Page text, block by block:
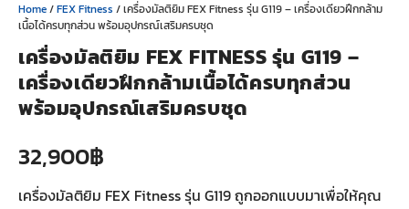
Home/FEX Fitness / เครื่องมัลติยิม FEX Fitness รุ่น G119 – เครื่องเดียวฝึกกล้าม
เนื้อได้ครบทุกส่วน พร้อมอุปกรณ์เสริมครบชุด
เครื่องมัลติยิม FEX FITNESS รุ่น G119 –
เครื่องเดียวฝึกกล้ามเนื้อได้ครบทุกส่วน
พร้อมอุปกรณ์เสริมครบชุด
32,900฿
เครื่องมัลติยิม FEX Fitness รุ่น G119 ถูกออกแบบมาเพื่อให้คุณ